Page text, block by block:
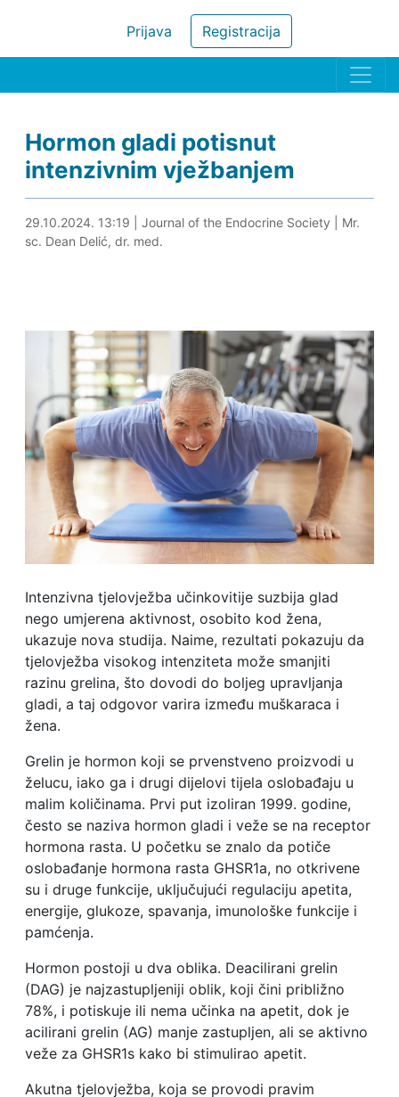
Registracija
Prijava
Hormon gladi potisnut
intenzivnim vježbanjem
29.10.2024. 14:06
29.10.2024. 13:19 Journal of the Endocrine Society
Mr.
sc. Dean Delić, dr. med.
Intenzivna tjelovježba učinkovitije suzbija glad
nego umjerena aktivnost, osobito kod žena,
ukazuje nova studija. Naime, rezultati pokazuju da
tjelovježba visokog intenziteta može smanjiti
razinu grelina, što dovodi do boljeg upravljanja
gladi, a taj odgovor varira između muškaraca i
žena.
Grelin je hormon koji se prvenstveno proizvodi u
želucu, iako ga i drugi dijelovi tijela oslobađaju u
malim količinama. Prvi put izoliran 1999. godine,
često se naziva hormon gladi i veže se na receptor
hormona rasta. U početku se znalo da potiče
oslobađanje hormona rasta GHSR1a, no otkrivene
su i druge funkcije, uključujući regulaciju apetita,
energije, glukoze, spavanja, imunološke funkcije i
pamćenja.
Hormon postoji u dva oblika. Deacilirani grelin
(DAG) je najzastupljeniji oblik, koji čini približno
78%, i potiskuje ili nema učinka na apetit, dok je
acilirani grelin (AG) manje zastupljen, ali se aktivno
veže za GHSR1s kako bi stimulirao apetit.
Akutna tjelovježba, koja se provodi pravim